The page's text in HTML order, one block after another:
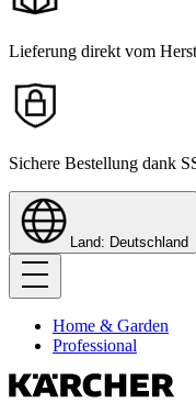
Lieferung direkt vom
Sichere Bestellung dank
Land: Deutschland
Home & Garden
Professional